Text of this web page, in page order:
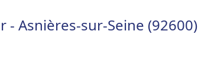
- Asnières-sur-Seine (92600)